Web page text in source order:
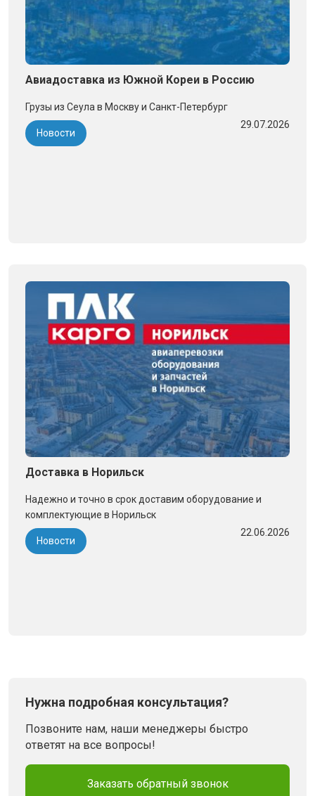
Авиадоставка из Южной Кореи в Россию
Грузы из Сеула в Москву и Санкт-Петербург
Новости
29.07.2026
Доставка в Норильск
Надежно и точно в срок доставим оборудование и
комплектующие в Норильск
Новости
22.06.2026
Нужна подробная консультация?
Позвоните нам, наши менеджеры быстро
ответят на все вопросы!
Заказать обратный звонок